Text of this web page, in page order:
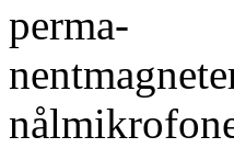
perma-